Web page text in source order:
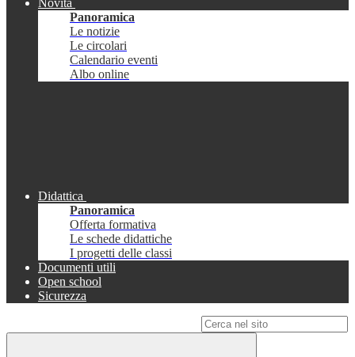
Novità
Panoramica
Le notizie
Le circolari
Calendario eventi
Albo online
Didattica
Panoramica
Offerta formativa
Le schede didattiche
I progetti delle classi
Documenti utili
Open school
Sicurezza